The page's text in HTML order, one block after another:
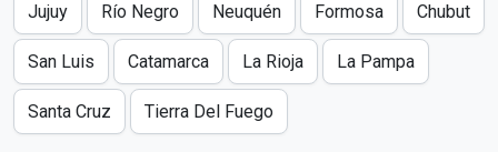
Jujuy Río Negro Neuquén Formosa Chubut
San Luis Catamarca La Rioja La Pampa
Santa Cruz Tierra Del Fuego